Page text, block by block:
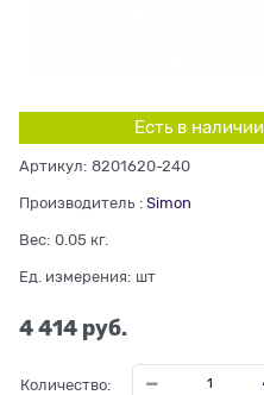
Есть в наличии
Артикул: 8201620-240
Производитель : Simon
Вес: 0.05 кг.
Ед. измерения: шт
4 414 руб.
Количество: